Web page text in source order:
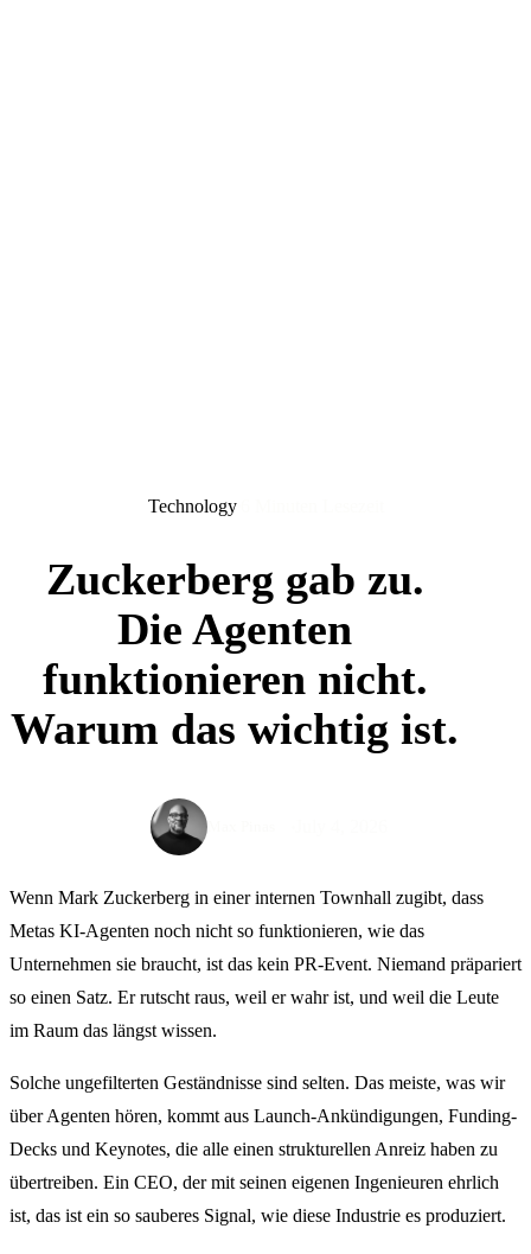
Technology
Zuckerberg gab zu.
Die Agenten
funktionieren nicht.
Warum das wichtig ist.
Wenn Mark Zuckerberg in einer internen Townhall zugibt, dass
Metas KI-Agenten noch nicht so funktionieren, wie das
Unternehmen sie braucht, ist das kein PR-Event. Niemand präpariert
so einen Satz. Er rutscht raus, weil er wahr ist, und weil die Leute
im Raum das längst wissen.
Solche ungefilter­ten Geständnisse sind selten. Das meiste, was wir
über Agenten hören, kommt aus Launch-Ankündigungen, Funding-
Decks und Keynotes, die alle einen strukturellen Anreiz haben zu
übertreiben. Ein CEO, der mit seinen eigenen Ingenieuren ehrlich
ist, das ist ein so sauberes Signal, wie diese Industrie es produziert.